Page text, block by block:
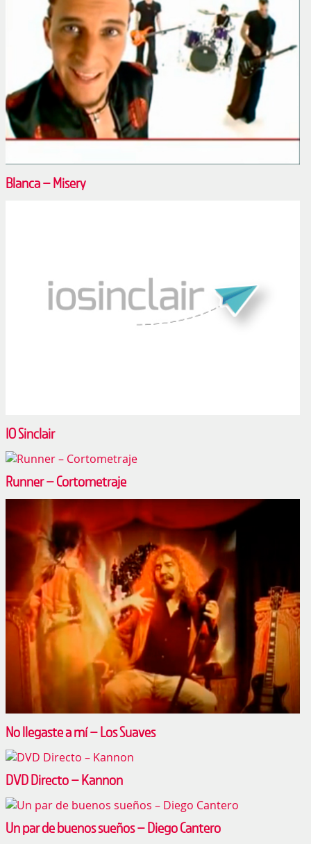
Blanca – Misery
IO Sinclair
Runner – Cortometraje
No llegaste a mí­ – Los Suaves
DVD Directo – Kannon
Un par de buenos sueños – Diego Cantero